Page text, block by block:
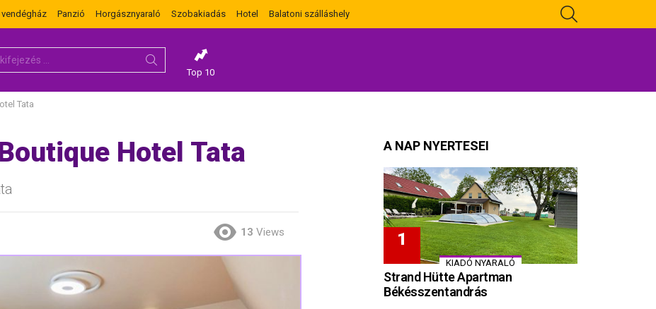
Panzió Horgásznyaraló Szobakiadás Hotel Balatoni szálláshely
Top 10
Tata
Hotel Tata
13 Views
A NAP NYERTESEI
KIADÓ NYARALÓ
Strand Hütte Apartman
Békésszentandrás